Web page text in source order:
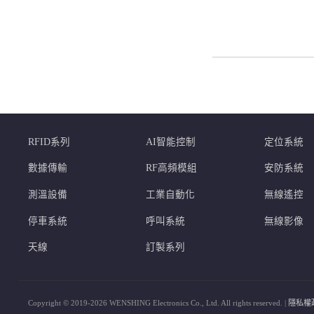
RFID系列 AI智能控制 定位系統
數據傳輸 RF高頻模組 安防系統
測溫設備 工業自動化 無線遙控
停車系統 呼叫系統 無線影像
天線 訂製系列
Copyright © 2019-2026 WENSHING Electronics Co., Ltd. All rights reserved. | 隱私權